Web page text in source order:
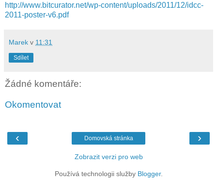
http://www.bitcurator.net/wp-content/uploads/2011/12/idcc-
2011-poster-v6.pdf
Marek v 11:31
Sdílet
Žádné komentáře:
Okomentovat
‹ ›
Domovská stránka
Zobrazit verzi pro web
Používá technologii služby Blogger.